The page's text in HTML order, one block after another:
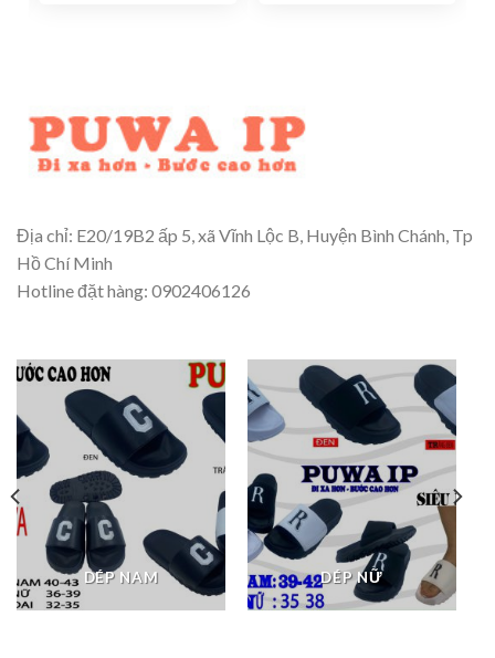
Địa chỉ: E20/19B2 ấp 5, xã Vĩnh Lộc B, Huyện Bình Chánh, Tp
Hồ Chí Minh
Hotline đặt hàng: 0902406126
DÉP NAM DÉP NỮ